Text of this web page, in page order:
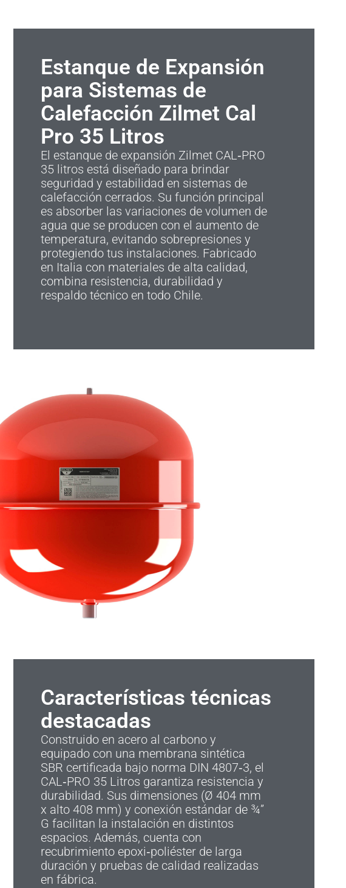
Estanque de Expansión
para Sistemas de
Calefacción Zilmet Cal
Pro 35 Litros
El estanque de expansión Zilmet CAL‑PRO
35 litros está diseñado para brindar
seguridad y estabilidad en sistemas de
calefacción cerrados. Su función principal
es absorber las variaciones de volumen de
agua que se producen con el aumento de
temperatura, evitando sobrepresiones y
protegiendo tus instalaciones. Fabricado
en Italia con materiales de alta calidad,
combina resistencia, durabilidad y
respaldo técnico en todo Chile.
Características técnicas
destacadas
Construido en acero al carbono y
equipado con una membrana sintética
SBR certificada bajo norma DIN 4807‑3, el
CAL‑PRO 35 Litros garantiza resistencia y
durabilidad. Sus dimensiones (Ø 404 mm
x alto 408 mm) y conexión estándar de ¾”
G facilitan la instalación en distintos
espacios. Además, cuenta con
recubrimiento epoxi‑poliéster de larga
duración y pruebas de calidad realizadas
en fábrica.